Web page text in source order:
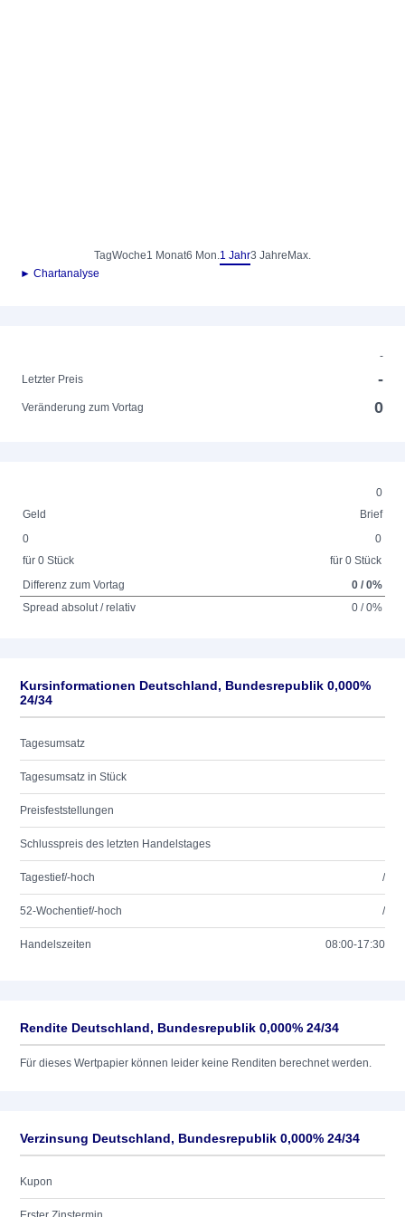
TagWoche1 Monat6 Mon.1 Jahr3 Jahre Max.
► Chartanalyse
-
Letzter Preis
-
Veränderung zum Vortag 0
0
Geld
Brief
0
für 0 Stück
0
für 0 Stück
Differenz zum Vortag
0 / 0%
Spread absolut / relativ
0 / 0%
Kursinformationen Deutschland, Bundesrepublik 0,000%
24/34
Tagesumsatz
Tagesumsatz in Stück
Preisfeststellungen
Schlusspreis des letzten Handelstages
Tagestief/-hoch /
52-Wochentief/-hoch /
Handelszeiten 08:00-17:30
Rendite Deutschland, Bundesrepublik 0,000% 24/34
Für dieses Wertpapier können leider keine Renditen berechnet werden.
Verzinsung Deutschland, Bundesrepublik 0,000% 24/34
Kupon